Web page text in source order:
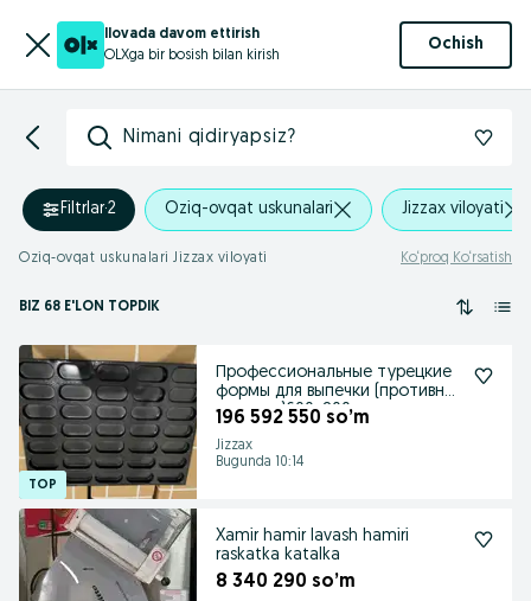
Ilovada davom ettirish
OLXga bir bosish bilan kirish
Ochish
Nimani qidiryapsiz?
Filtrlar·2 Oziq-ovqat uskunalari Jizzax viloyati
Oziq-ovqat uskunalari Jizzax viloyati Ko‘proq Ko‘rsatish
BIZ 68 E'LON TOPDIK
Профессиональные турецкие
формы для выпечки (противни,
кассеты)600х800
196 592 550 so’m
Jizzax
Bugunda 10:14
Xamir hamir lavash hamiri
raskatka katalka
8 340 290 so’m